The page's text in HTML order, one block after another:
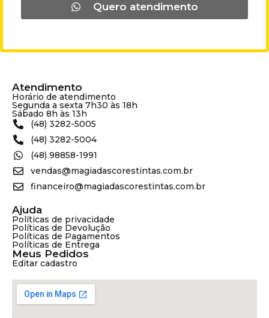
Quero atendimento
Atendimento
Horário de atendimento
Segunda a sexta 7h30 às 18h
Sábado 8h às 13h
(48) 3282-5005
(48) 3282-5004
(48) 98858-1991
vendas@magiadascorestintas.com.br
financeiro@magiadascorestintas.com.br
Ajuda
Políticas de privacidade
Políticas de Devolução
Políticas de Pagamentos
Políticas de Entrega
Meus Pedidos
Editar cadastro